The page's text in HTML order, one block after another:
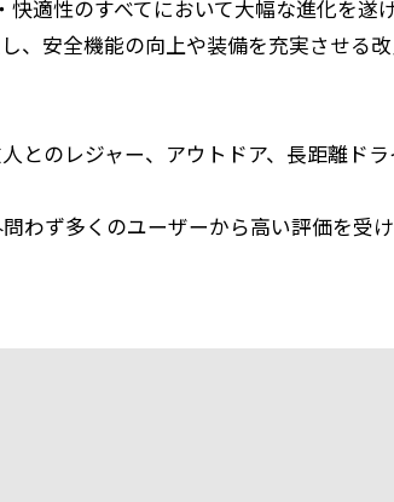
適性のすべてにおいて大幅な進化を遂げ
、安全機能の向上や装備を充実させる改
とのレジャー、アウトドア、長距離ド
わず多くのユーザーから高い評価を受け